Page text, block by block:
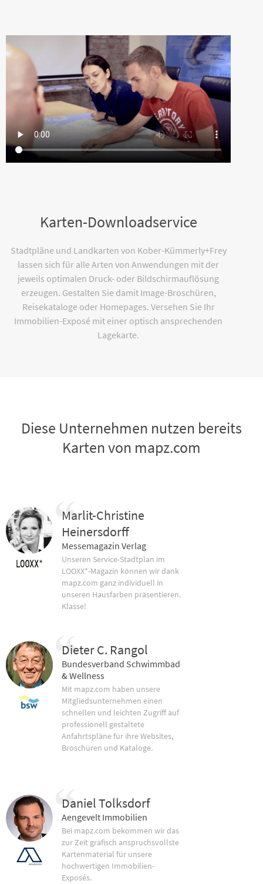
Karten-Downloadservice
Stadtpläne und Landkarten von Kober-Kümmerly+Frey
lassen sich für alle Arten von Anwendungen mit der
jeweils optimalen Druck- oder Bildschirmauflösung
erzeugen. Gestalten Sie damit Image-Broschüren,
Reisekataloge oder Homepages. Versehen Sie Ihr
Immobilien-Exposé mit einer optisch ansprechenden
Lagekarte.
Diese Unternehmen nutzen bereits
Karten von mapz.com
Marlit-Christine
Heinersdorff
Messemagazin Verlag
Unseren Service-Stadtplan im
LOOXX*-Magazin können wir dank
mapz.com ganz individuell in
unseren Hausfarben präsentieren.
Klasse!
Dieter C. Rangol
Bundesverband Schwimmbad
& Wellness
Mit mapz.com haben unsere
Mitgliedsunternehmen einen
schnellen und leichten Zugriff auf
professionell gestaltete
Anfahrtspläne für ihre Websites,
Broschüren und Kataloge.
Daniel Tolksdorf
Aengevelt Immobilien
Bei mapz.com bekommen wir das
zur Zeit grafisch anspruchsvollste
Kartenmaterial für unsere
hochwertigen Immobilien-
Exposés.